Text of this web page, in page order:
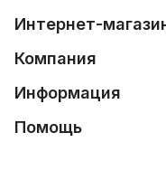
Интернет-
Компания
Информация
Помощь